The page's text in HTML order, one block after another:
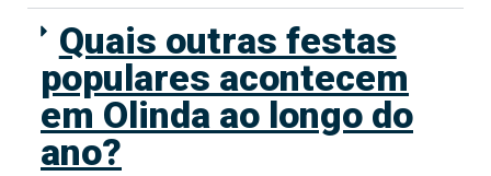
Quais outras festas
populares acontecem
em Olinda ao longo do
ano?